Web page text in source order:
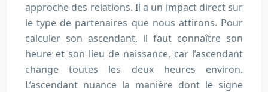
approche des relations. Il a un impact direct sur
le type de partenaires que nous attirons. Pour
calculer son ascendant, il faut connaître son
heure et son lieu de naissance, car l’ascendant
change toutes les deux heures environ.
L’ascendant nuance la manière dont le signe